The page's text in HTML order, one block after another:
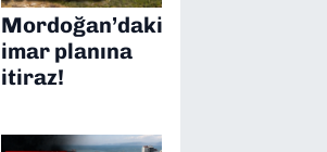
Mordoğan’daki
imar planına
itiraz!